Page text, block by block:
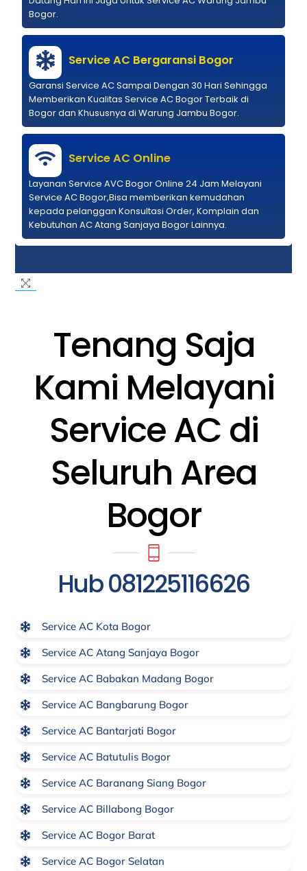
Bogor.
Service AC Bergaransi Bogor
Garansi Service AC Sampai Dengan 30 Hari Sehingga
Memberikan Kualitas Service AC Bogor Terbaik di
Bogor dan Khususnya di Warung Jambu Bogor.
Service AC Online
Layanan Service AVC Bogor Online 24 Jam Melayani
Service AC Bogor,Bisa memberikan kemudahan
kepada pelanggan Konsultasi Order, Komplain dan
Kebutuhan AC Atang Sanjaya Bogor Lainnya.
Tenang Saja
Kami Melayani
Service AC di
Seluruh Area
Bogor
Hub 081225116626
Service AC Kota Bogor
Service AC Atang Sanjaya Bogor
Service AC Babakan Madang Bogor
Service AC Bangbarung Bogor
Service AC Bantarjati Bogor
Service AC Batutulis Bogor
Service AC Baranang Siang Bogor
Service AC Billabong Bogor
Service AC Bogor Barat
Service AC Bogor Selatan